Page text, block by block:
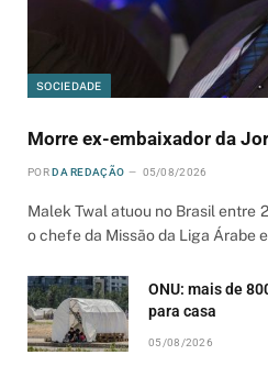
SOCIEDADE
Morre ex-embaixador da
POR DA REDAÇÃO 05/08/2026
Malek Twal atuou no Brasil entre
o chefe da Missão da Liga Árabe
ONU: mais de
para casa
05/08/2026